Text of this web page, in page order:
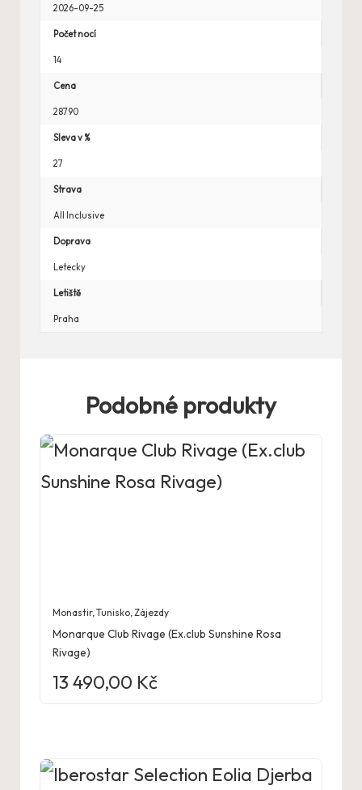
2026-09-25
Počet nocí
14
Cena
28790
Sleva v %
27
Strava
All Inclusive
Doprava
Letecky
Letiště
Praha
Podobné produkty
Monastir,Tunisko,Zájezdy
Monarque Club Rivage (Ex.club Sunshine Rosa
Rivage)
13 490,00 Kč